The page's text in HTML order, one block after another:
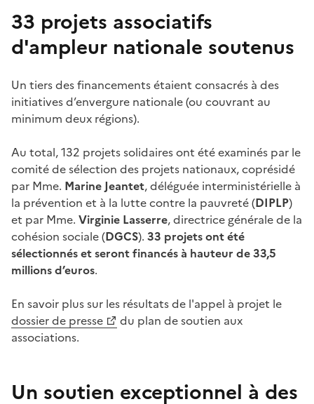
33 projets associatifs
d'ampleur nationale soutenus
Un tiers des financements étaient consacrés à des
initiatives d’envergure nationale (ou couvrant au
minimum deux régions).
Au total,132 projets solidairesont été examinés par le
comité de sélection des projets nationaux, coprésidé
par Mme. Marine Jeantet, déléguée interministérielle à
la prévention et à la lutte contre la pauvreté (DIPLP)
et par Mme. Virginie Lasserre, directrice générale de la
cohésion sociale (DGCS). 33 projets ont été
sélectionnés et seront financés à hauteur de33,5
millions d’euros.
En savoir plus sur les résultats de l'appel à projet le
dossier de presse
du plan de soutien aux
associations.
Un soutien exceptionnel à des